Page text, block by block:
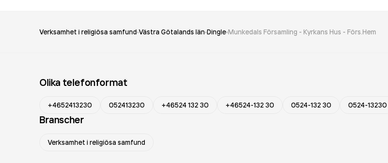
Verksamhet i religiösa samfund Västra Götalands län Dingle Munkedals Församling - Kyrkans Hus - Förs.Hem
Olika telefonformat
+4652413230 052413230 +46524 132 30 +46524-132 30 0524-132 30 0524-13230
Branscher
Verksamhet i religiösa samfund